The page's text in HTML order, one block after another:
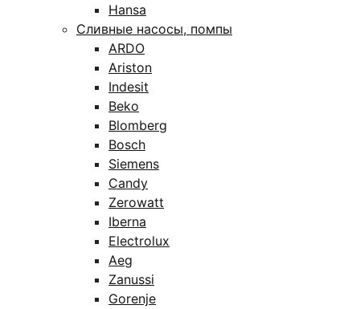
Hansa
Сливные насосы, помпы
ARDO
Ariston
Indesit
Beko
Blomberg
Bosch
Siemens
Candy
Zerowatt
Iberna
Electrolux
Aeg
Zanussi
Gorenje